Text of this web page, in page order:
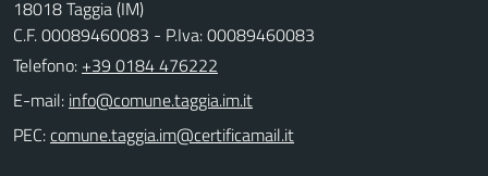
18018 Taggia (IM)
C.F. 00089460083 - P.Iva: 00089460083
Telefono: +39 0184 476222
E-mail:
PEC: